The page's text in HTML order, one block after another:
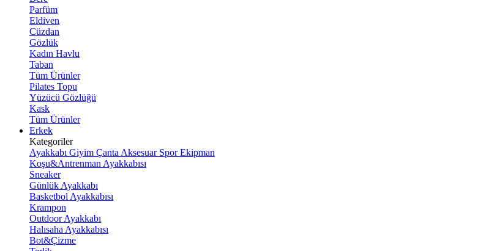
Parfüm
Eldiven
Cüzdan
Gözlük
Kadın Havlu
Taban
Tüm Ürünler
Pilates Topu
Yüzücü Gözlüğü
Kask
Tüm Ürünler
Erkek
Kategoriler
Ayakkabı Giyim Çanta Aksesuar Spor Ekipman
Koşu&Antrenman Ayakkabısı
Sneaker
Günlük Ayakkabı
Basketbol Ayakkabısı
Krampon
Outdoor Ayakkabı
Halısaha Ayakkabısı
Bot&Çizme